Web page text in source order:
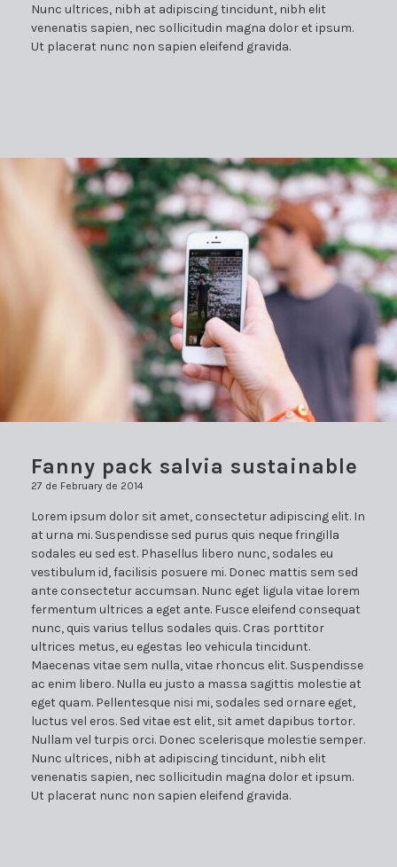
Nunc ultrices, nibh at adipiscing tincidunt, nibh elit
venenatis sapien, nec sollicitudin magna dolor et ipsum.
Ut placerat nunc non sapien eleifend gravida.
Fanny pack salvia sustainable
27 de February de 2014
Lorem ipsum dolor sit amet, consectetur adipiscing elit. In
at urna mi. Suspendisse sed purus quis neque fringilla
sodales eu sed est. Phasellus libero nunc, sodales eu
vestibulum id, facilisis posuere mi. Donec mattis sem sed
ante consectetur accumsan. Nunc eget ligula vitae lorem
fermentum ultrices a eget ante. Fusce eleifend consequat
nunc, quis varius tellus sodales quis. Cras porttitor
ultrices metus, eu egestas leo vehicula tincidunt.
Maecenas vitae sem nulla, vitae rhoncus elit. Suspendisse
ac enim libero. Nulla eu justo a massa sagittis molestie at
eget quam. Pellentesque nisi mi, sodales sed ornare eget,
luctus vel eros. Sed vitae est elit, sit amet dapibus tortor.
Nullam vel turpis orci. Donec scelerisque molestie semper.
Nunc ultrices, nibh at adipiscing tincidunt, nibh elit
venenatis sapien, nec sollicitudin magna dolor et ipsum.
Ut placerat nunc non sapien eleifend gravida.